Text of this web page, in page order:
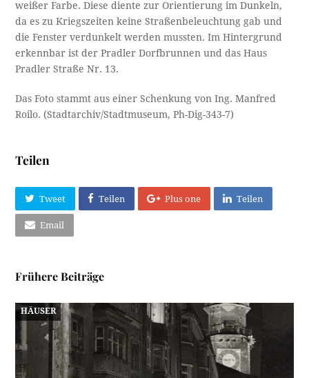
weißer Farbe. Diese diente zur Orientierung im Dunkeln,
da es zu Kriegszeiten keine Straßenbeleuchtung gab und
die Fenster verdunkelt werden mussten. Im Hintergrund
erkennbar ist der Pradler Dorfbrunnen und das Haus
Pradler Straße Nr. 13.
Das Foto stammt aus einer Schenkung von Ing. Manfred
Roilo. (Stadtarchiv/Stadtmuseum, Ph-Dig-343-7)
Teilen
Tweet Teilen Plus one Teilen
Email
Frühere Beiträge
HÄUSER